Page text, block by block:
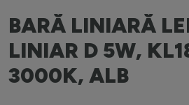
BARĂ LINIARĂ
LINIAR D 5W,
3000K, ALB